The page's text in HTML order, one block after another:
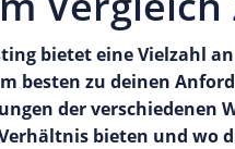
bietet eine Vielzahl
besten zu deinen
der verschiedenen
bieten und wo